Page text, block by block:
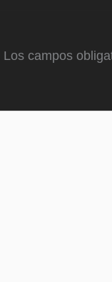
Los campos